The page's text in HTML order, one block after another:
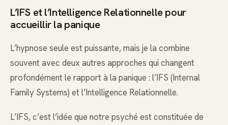
L’IFS et l’Intelligence Relationnelle pour
accueillir la panique
L’hypnose seule est puissante, mais je la combine
souvent avec deux autres approches qui changent
profondément le rapport à la panique : l’IFS (Internal
Family Systems) et l’Intelligence Relationnelle.
L’IFS, c’est l’idée que notre psyché est constituée de